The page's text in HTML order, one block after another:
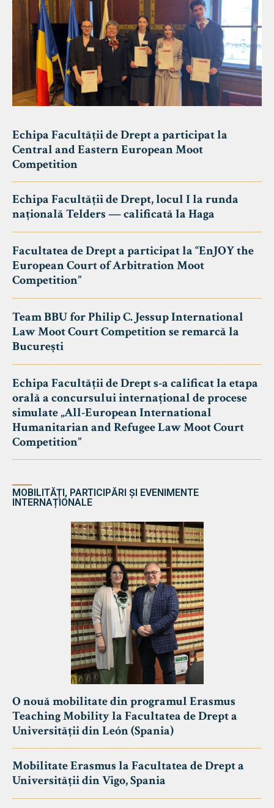
Echipa Facultății de Drept a participat la
Central and Eastern European Moot
Competition
Echipa Facultății de Drept, locul I la runda
națională Telders — calificată la Haga
Facultatea de Drept a participat la “EnJOY the
European Court of Arbitration Moot
Competition”
Team BBU for Philip C. Jessup International
Law Moot Court Competition se remarcă la
București
Echipa Facultății de Drept s-a calificat la etapa
orală a concursului internațional de procese
simulate „All-European International
Humanitarian and Refugee Law Moot Court
Competition”
MOBILITĂȚI, PARTICIPĂRI ȘI EVENIMENTE
INTERNAȚIONALE
O nouă mobilitate din programul Erasmus
Teaching Mobility la Facultatea de Drept a
Universității din León (Spania)
Mobilitate Erasmus la Facultatea de Drept a
Universității din Vigo, Spania